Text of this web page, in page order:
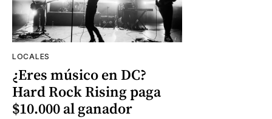
LOCALES
¿Eres músico en DC?
Hard Rock Rising paga
$10.000 al ganador